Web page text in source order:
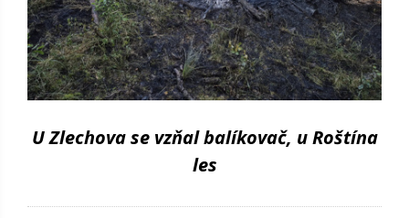
U Zlechova se vzňal balíkovač, u Roštína
les